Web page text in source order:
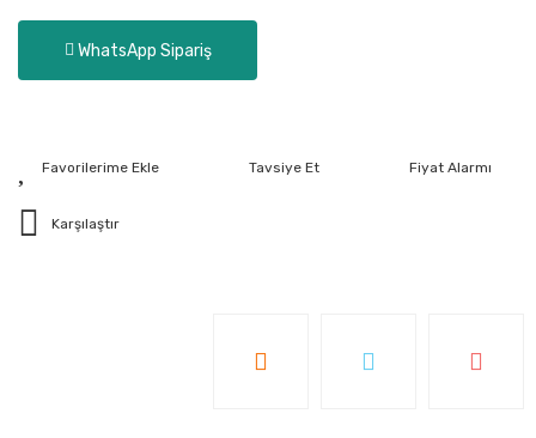
WhatsApp Sipariş
Tavsiye Et Fiyat Alarmı
Karşılaştır